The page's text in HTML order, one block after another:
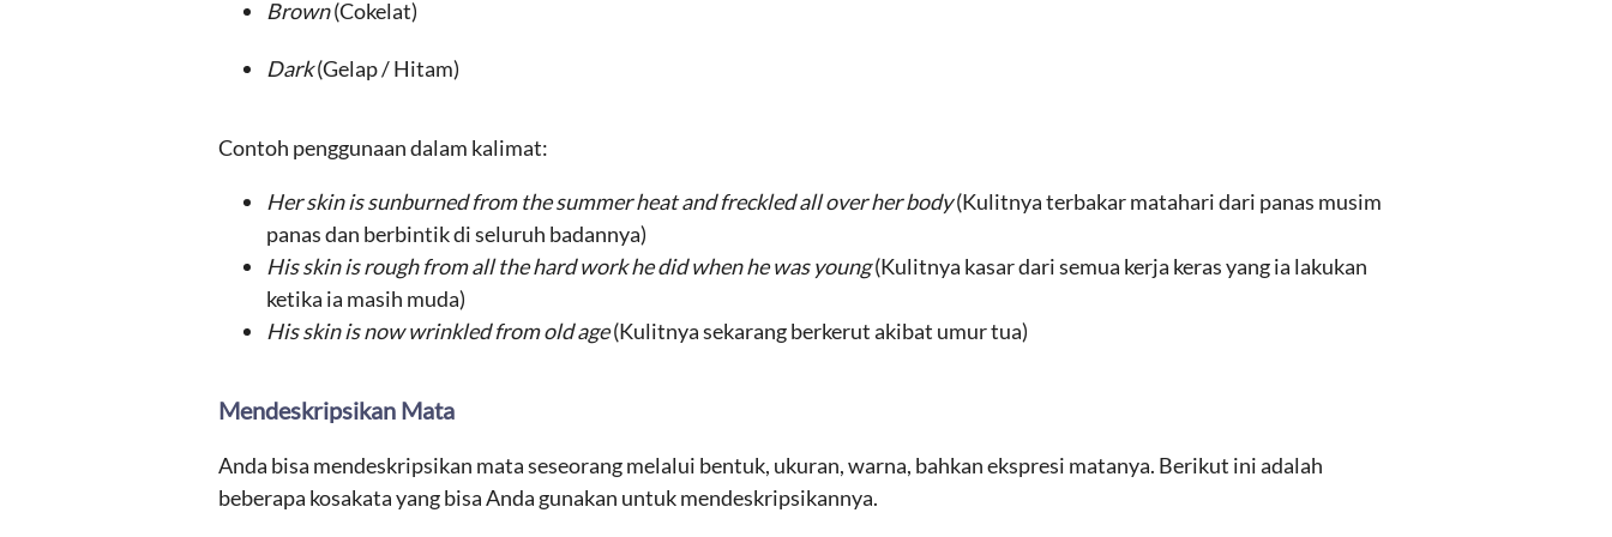
Brown(Cokelat)
Dark(Gelap / Hitam)
Contoh penggunaan dalam kalimat:
Her skin is sunburned from the summer heat and freckled all over her body(Kulitnya terbakar matahari dari panas musim
panas dan berbintik di seluruh badannya)
His skin is rough from all the hard work he did when he was young(Kulitnya kasar dari semua kerja keras yang ia lakukan
ketika ia masih muda)
His skin is now wrinkled from old age(Kulitnya sekarang berkerut akibat umur tua)
Mendeskripsikan Mata
Anda bisa mendeskripsikan mata seseorang melalui bentuk, ukuran, warna, bahkan ekspresi matanya. Berikut ini adalah
beberapa kosakata yang bisa Anda gunakan untuk mendeskripsikannya.